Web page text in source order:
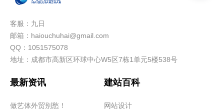
客服：九日
邮箱：haiouchuhai@gmail.com
QQ：1051575078
地址：成都市高新区环球中心W5区7栋1单元5楼538号
最新资讯
做艺体外贸别愁！
建站百科
网站设计